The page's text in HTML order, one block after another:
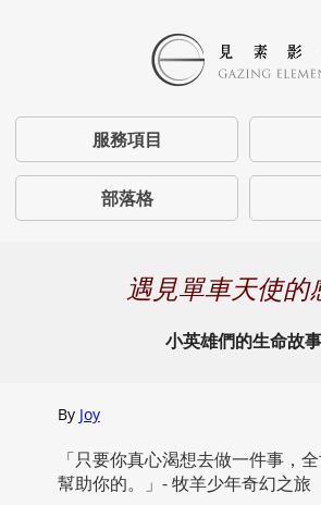
服務項目
部落格
遇見單車天使的
小英雄們的生命故事
By Joy
「只要你真心渴想去做一件事，
幫助你的。」- 牧羊少年奇幻之旅